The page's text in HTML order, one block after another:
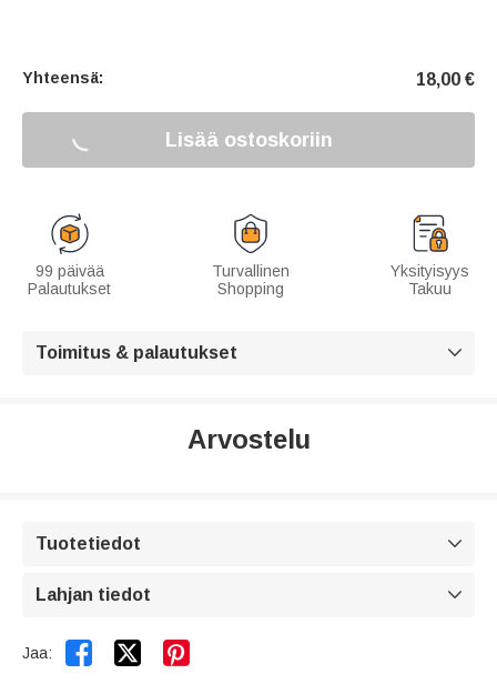
Yhteensä: 18,00 €
Lisää ostoskoriin
99 päivää
Palautukset
Turvallinen
Shopping
Yksityisyys
Takuu
Toimitus & palautukset 
Arvostelu
Tuotetiedot 
Lahjan tiedot 
Jaa:  